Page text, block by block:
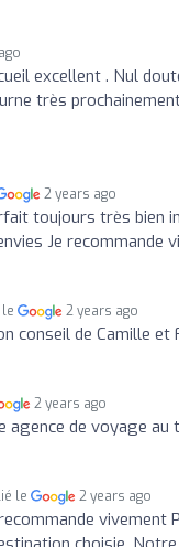
excellent . Nul
très
2 years ago
toujours très bien
Je recommande
le 2 years ago
conseil de Camille et
2 years ago
agence de voyage au
le 2 years ago
vivement